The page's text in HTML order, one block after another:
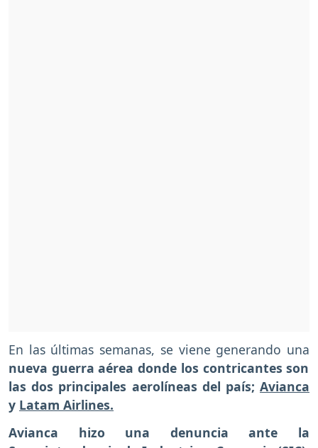
En las últimas semanas, se viene generando una
nueva guerra aérea donde los contricantes son
las dos principales aerolíneas del país; Avianca
y Latam Airlines.
Avianca hizo una denuncia ante la